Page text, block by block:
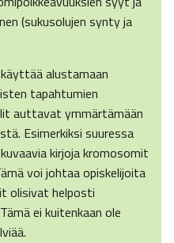
(sukusolujen synty ja
alustamaan
tapahtumien
auttavat ymmärtämään
Esimerkiksi suuressa
kirjoja kromosomit
voi johtaa opiskelijoita
olisivat helposti
ei kuitenkaan ole